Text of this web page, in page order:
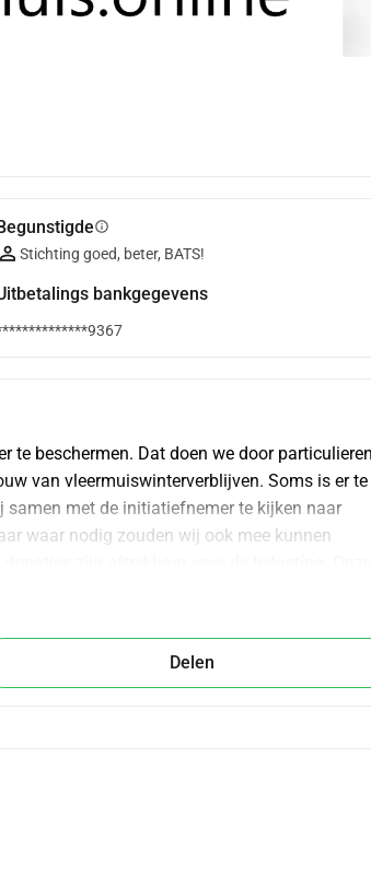
info
Stichting goed, beter, BATS!
bankgegevens
te beschermen. Dat doen we door
van vleermuiswinterverblijven. Soms is er te
samen met de initiatiefnemer te kijken naar
waar nodig zouden wij ook mee kunnen
Delen